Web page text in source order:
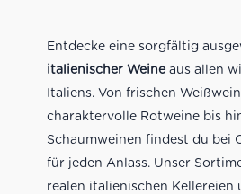
Entdecke eine sorgfältig
italienischer Weineaus allen
Italiens. Von frischen
charaktervolle Rotweine bis
Schaumweinen findest du bei
für jeden Anlass. Unser
realen italienischen Kellereien